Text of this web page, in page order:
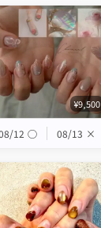
¥9,500
12 ◯ 08/13 ×